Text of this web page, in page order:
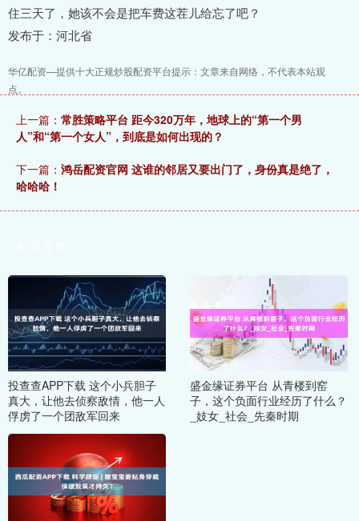
住三天了，她该不会是把车费这茬儿给忘了吧？
发布于：河北省
华亿配资—提供十大正规炒股配资平台提示：文章来自网络，不代表本站观
点。
上一篇： 常胜策略平台 距今320万年，地球上的“第一个男
人”和“第一个女人”，到底是如何出现的？
下一篇： 鸿岳配资官网 这谁的邻居又要出门了，身份真是绝了，
哈哈哈！
投查查APP下载 这个小兵胆子
真大，让他去侦察敌情，他一人
俘虏了一个团敌军回来
盛金缘证券平台 从青楼到窑
子，这个负面行业经历了什么？
_妓女_社会_先秦时期